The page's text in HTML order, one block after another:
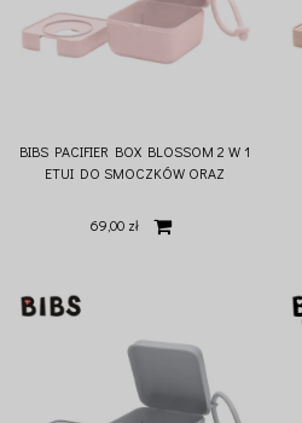
BIBS PACIFIER BOX BLOSSOM 2 W 1
ETUI DO SMOCZKÓW ORAZ
SMOCZKÓW
69,00 zł